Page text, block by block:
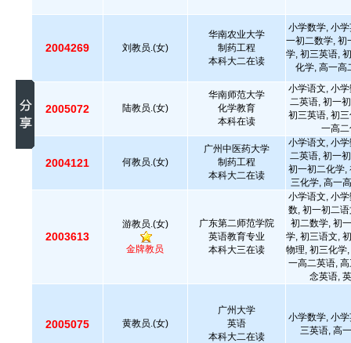
2004269 刘教员.(女)
华南农业大学
制药工程
本科大二在读
小学数学, 小
一初二数学, 初
学, 初三英语,
化学, 高一高
2005072 陆教员.(女)
华南师范大学
化学教育
本科在读
小学语文, 小
二英语, 初一
初三英语, 初
一高
2004121 何教员.(女)
广州中医药大学
制药工程
本科大二在读
小学语文, 小
二英语, 初一
初一初二化学,
三化学, 高一
2003613
游教员.(女)
金牌教员
广东第二师范学院
英语教育专业
本科大三在读
小学语文, 小
数, 初一初二
初二数学, 初
学, 初三语文,
物理, 初三化学
一高二英语,
念英语,
2005075 黄教员.(女)
广州大学
英语
本科大二在读
小学数学, 小
三英语, 高